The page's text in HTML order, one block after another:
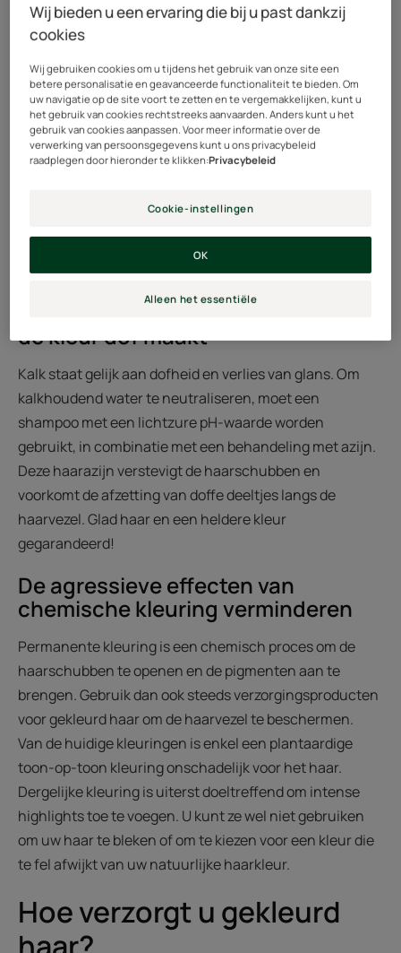
Let op met kalkhoudend water dat
de kleur dof maakt
Kalk staat gelijk aan dofheid en verlies van glans. Om
kalkhoudend water te neutraliseren, moet een
shampoo met een lichtzure pH-waarde worden
gebruikt, in combinatie met een behandeling met azijn.
Deze haarazijn verstevigt de haarschubben en
voorkomt de afzetting van doffe deeltjes langs de
haarvezel. Glad haar en een heldere kleur
gegarandeerd!
De agressieve effecten van
chemische kleuring verminderen
Permanente kleuring is een chemisch proces om de
haarschubben te openen en de pigmenten aan te
brengen. Gebruik dan ook steeds verzorgingsproducten
voor gekleurd haar om de haarvezel te beschermen.
Van de huidige kleuringen is enkel een plantaardige
toon-op-toon kleuring onschadelijk voor het haar.
Dergelijke kleuring is uiterst doeltreffend om intense
highlights toe te voegen. U kunt ze wel niet gebruiken
om uw haar te bleken of om te kiezen voor een kleur die
te fel afwijkt van uw natuurlijke haarkleur.
Hoe verzorgt u gekleurd
Wij bieden u een ervaring die bij u past dankzij
cookies
Wij gebruiken cookies om u tijdens het gebruik van onze site een
betere personalisatie en geavanceerde functionaliteit te bieden. Om
uw navigatie op de site voort te zetten en te vergemakkelijken, kunt u
het gebruik van cookies rechtstreeks aanvaarden. Anders kunt u het
gebruik van cookies aanpassen. Voor meer informatie over de
verwerking van persoonsgegevens kunt u ons privacybeleid
raadplegen door hieronder te klikken:Privacybeleid
Cookie-instellingen
Alleen het essentiële
OK